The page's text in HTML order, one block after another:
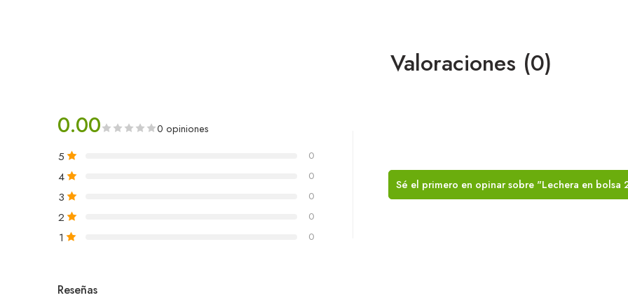
Valoraciones (0)
0.00 0 opiniones
5 0
4 0
3 0
2 0
1 0
Sé el primero en opinar sobre "Lechera en bolsa
Reseñas